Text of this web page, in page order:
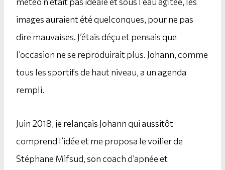
images auraient été quelconques, pour ne pas
dire mauvaises. J’étais déçu et pensais que
l’occasion ne se reproduirait plus. Johann, comme
tous les sportifs de haut niveau, a un agenda
rempli.
Juin 2018, je relançais Johann qui aussitôt
comprend l’idée et me proposa le voilier de
Stéphane Mifsud, son coach d’apnée et